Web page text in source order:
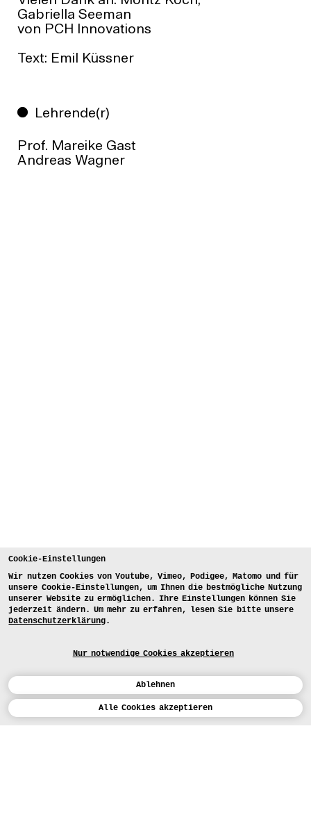
Cookie-Einstellungen
Wir nutzen Cookies von Youtube, Vimeo, Podigee, Matomo und für
unsere Cookie-Einstellungen, um Ihnen die bestmögliche Nutzung
unserer Website zu ermöglichen. Ihre Einstellungen können Sie
jederzeit ändern. Um mehr zu erfahren, lesen Sie bitte unsere
Datenschutzerklärung.
Nur notwendige Cookies akzeptieren
Ablehnen
Alle Cookies akzeptieren
Kalender
Gabriella Seeman
von PCH Innovations
Text: Emil Küssner
Lehrende(r)
Prof. Mareike Gast
Andreas Wagner